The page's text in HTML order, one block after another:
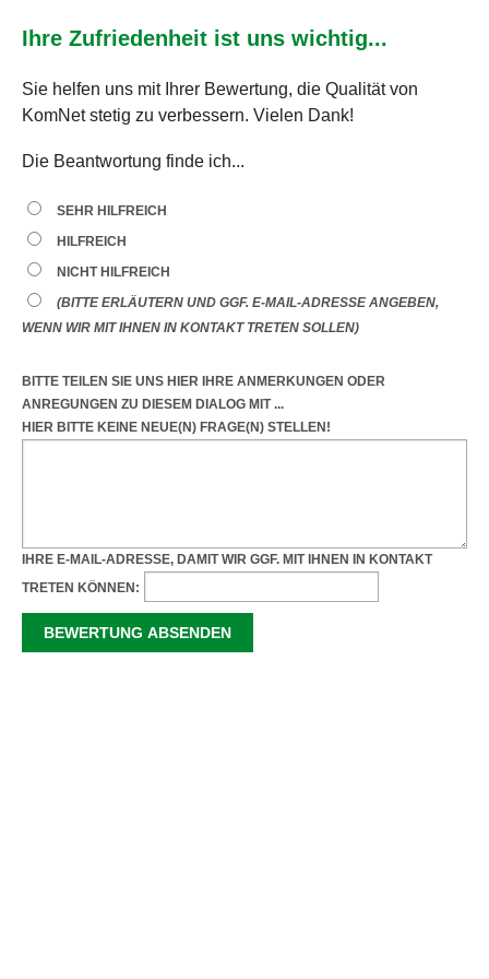
Ihre Zufriedenheit ist uns wichtig...
Sie helfen uns mit Ihrer Bewertung, die Qualität von
KomNet stetig zu verbessern. Vielen Dank!
Die Beantwortung finde ich...
SEHR HILFREICH
HILFREICH
NICHT HILFREICH
(BITTE ERLÄUTERN UND GGF. E-MAIL-ADRESSE ANGEBEN,
WENN WIR MIT IHNEN IN KONTAKT TRETEN SOLLEN)
BITTE TEILEN SIE UNS HIER IHRE ANMERKUNGEN ODER
ANREGUNGEN ZU DIESEM DIALOG MIT ...
HIER BITTE KEINE NEUE(N) FRAGE(N) STELLEN!
IHRE E-MAIL-ADRESSE, DAMIT WIR GGF. MIT IHNEN IN KONTAKT
TRETEN KÖNNEN: